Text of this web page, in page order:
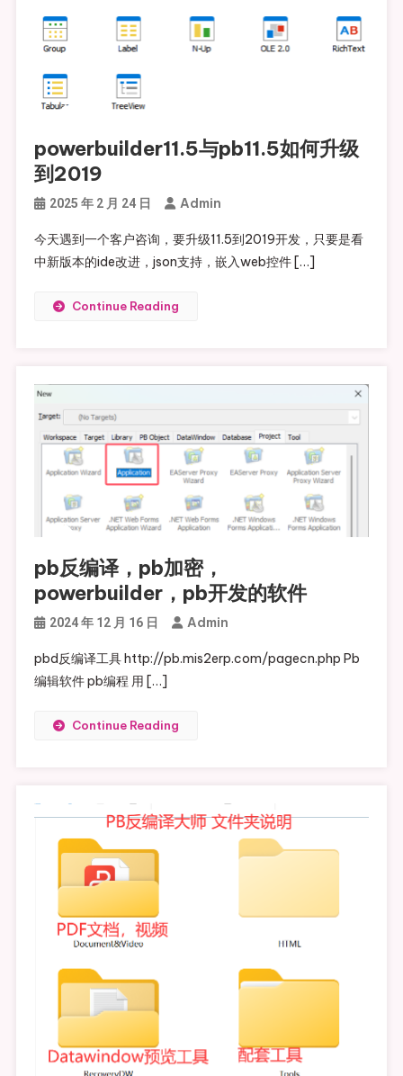
powerbuilder11.5与pb11.5如何升级
到2019
2025 年 2 月 24 日 Admin
今天遇到一个客户咨询，要升级11.5到2019开发，只要是看
中新版本的ide改进，json支持，嵌入web控件 […]
Continue Reading
pb反编译，pb加密，
powerbuilder，pb开发的软件
2024 年 12 月 16 日 Admin
pbd反编译工具 http://pb.mis2erp.com/pagecn.php Pb
编辑软件 pb编程 用 […]
Continue Reading